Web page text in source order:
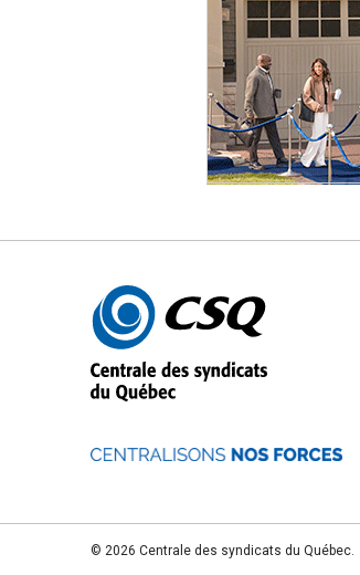
Autres
informations
© 2026 Centrale des syndicats du Québec.